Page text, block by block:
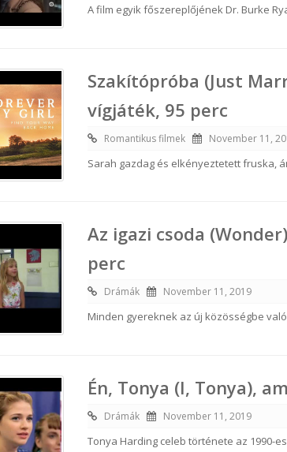
A film egyik főszereplőjének Dr. Burke
Szakítópróba (Just
vígjáték, 95 perc
Romantikus filmek November 11,
Sarah gazdag és elkényeztetett fruska,
Az igazi csoda
perc
Drámák November 11, 2019
Minden gyereknek az új közösségbe
Én, Tonya (I, Tonya),
Drámák November 11, 2019
Tonya Harding celeb története az 1990-